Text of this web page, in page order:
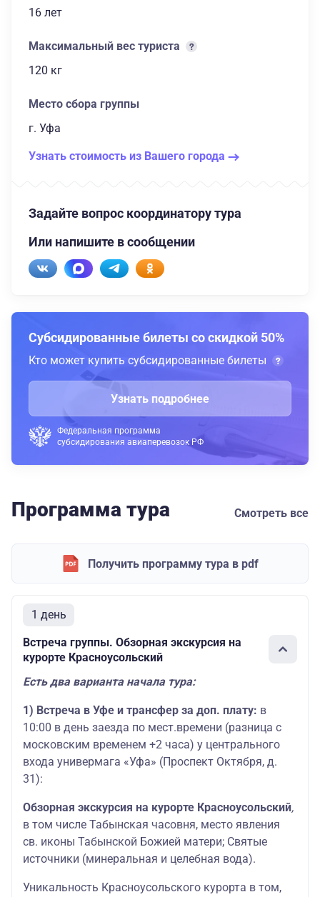
16 лет
Максимальный вес туриста
120 кг
Место сбора группы
г. Уфа
Узнать стоимость из Вашего города
Задайте вопрос координатору тура
Или напишите в сообщении
Субсидированные билеты со скидкой 50%
Кто может купить субсидированные билеты
Узнать подробнее
Федеральная программа
субсидирования авиаперевозок РФ
Программа тура Смотреть все
Получить программу тура в pdf
1 день
Встреча группы. Обзорная экскурсия на
курорте Красноусольский
Есть два варианта начала тура:
1) Встреча в Уфе и трансфер за доп. плату: в
10:00 в день заезда по мест.времени (разница с
московским временем +2 часа) у центрального
входа универмага «Уфа» (Проспект Октября, д.
31):
Обзорная экскурсия на курорте Красноусольский,
в том числе Табынская часовня, место явления
св. иконы Табынской Божией матери; Святые
источники (минеральная и целебная вода).
Уникальность Красноусольского курорта в том,